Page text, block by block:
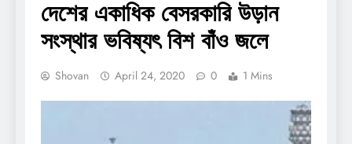
দেশের একাধিক বেসরকারি উড়ান
সংস্থার ভবিষ্যৎ বিশ বাঁও জলে
Shovan April 24, 2020 0 1 Mins